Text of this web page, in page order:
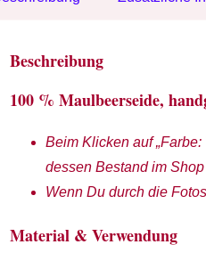
Beschreibung
100 % Maulbeerseide,
Beim Klicken auf
dessen Bestand im
Wenn Du durch die
Material & Verwendung